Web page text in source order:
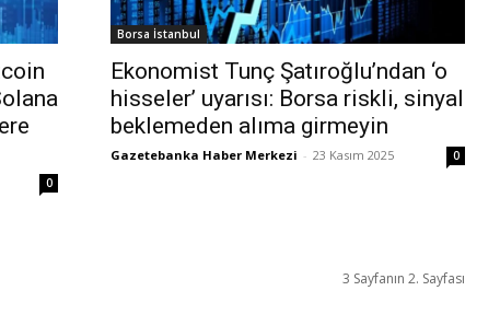
0
Borsa İstanbul
Ekonomist Tunç Şatıroğlu’ndan ‘o
hisseler’ uyarısı: Borsa riskli, sinyal
beklemeden alıma girmeyin
Gazetebanka Haber Merkezi - 23 Kasım 2025 0
3 Sayfanın 2. Sayfası